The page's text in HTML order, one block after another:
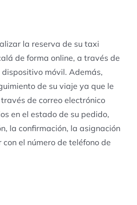
la reserva de su taxi
de forma online, a través de
móvil. Además,
de su viaje ya que le
de correo electrónico
en el estado de su pedido,
la confirmación, la asignación
con el número de teléfono de